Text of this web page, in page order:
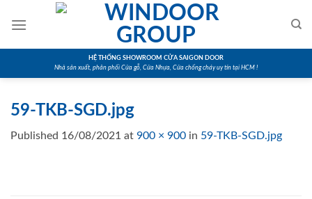
HỆ THỐNG SHOWROOM CỬA SAIGON DOOR
Nhà sản xuất, phân phối Cửa gỗ, Cửa Nhựa, Cửa chống cháy uy tín tại HCM !
59-TKB-SGD.jpg
Published 16/08/2021 at 900 × 900 in 59-TKB-SGD.jpg